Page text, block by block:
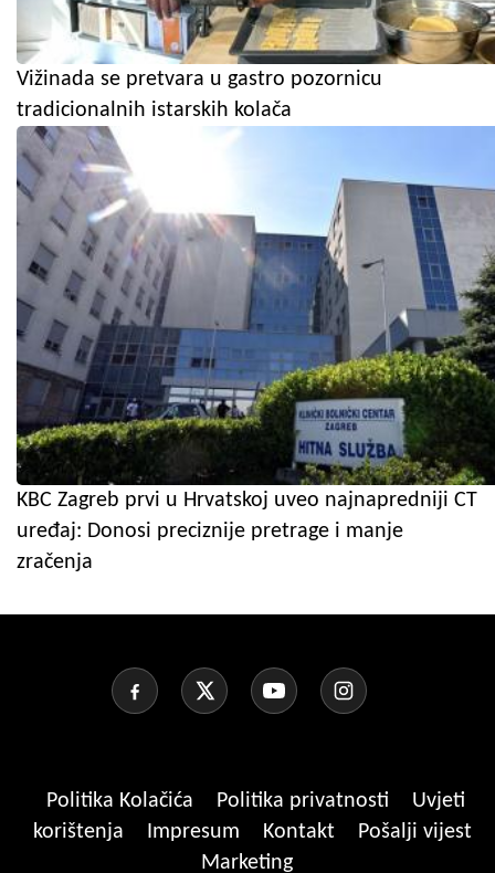
Vižinada se pretvara u gastro pozornicu
tradicionalnih istarskih kolača
KBC Zagreb prvi u Hrvatskoj uveo najnapredniji CT
uređaj: Donosi preciznije pretrage i manje
zračenja
Politika Kolačića Politika privatnosti
Uvjeti
korištenja
Impresum Kontakt
Pošalji vijest
Marketing